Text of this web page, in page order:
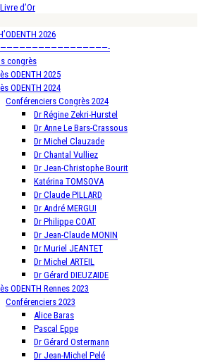
d’Or
2026
congrès
ODENTH 2025
ODENTH 2024
Conférenciers Congrès 2024
Dr Régine Zekri-Hurstel
Dr Anne Le Bars-Crassous
Dr Michel Clauzade
Dr Chantal Vulliez
Dr Jean-Christophe Bourit
Katérina TOMSOVA
Dr Claude PILLARD
Dr André MERGUI
Dr Philippe COAT
Dr Jean-Claude MONIN
Dr Muriel JEANTET
Dr Michel ARTEIL
Dr Gérard DIEUZAIDE
ODENTH Rennes 2023
Conférenciers 2023
Alice Baras
Pascal Eppe
Dr Gérard Ostermann
Dr Jean-Michel Pelé